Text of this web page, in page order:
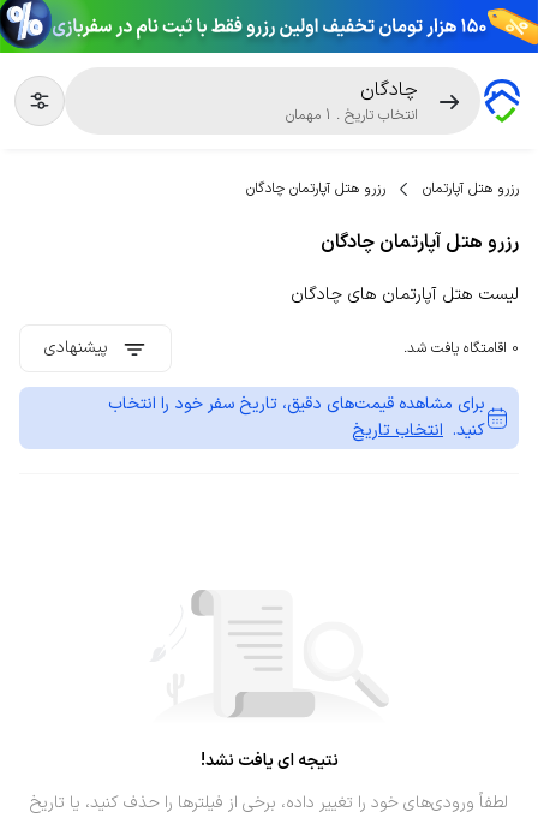
چادگان
انتخاب تاریخ .
1 مهمان
رزرو هتل آپارتمان رزرو هتل آپارتمان چادگان
رزرو هتل آپارتمان چادگان
لیست هتل آپارتمان های چادگان
0 اقامتگاه یافت شد. پیشنهادی
برای مشاهده قیمت‌های دقیق، تاریخ سفر خود را انتخاب
کنید. انتخاب تاریخ
نتیجه ای یافت نشد!
لطفاً ورودی‌های خود را تغییر داده، برخی از فیلترها را حذف کنید، یا تاریخ